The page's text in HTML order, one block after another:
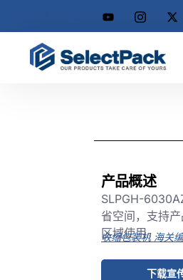
产品概述
SLPGH-
省空间，支持
区域使用。
收缩包装机 海关
下载宣